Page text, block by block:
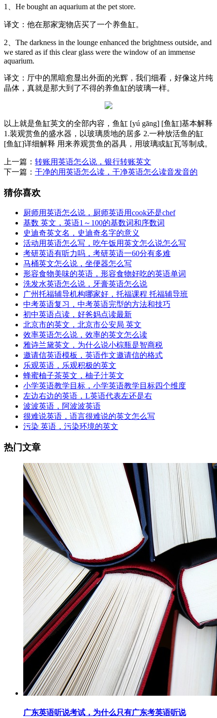
1、He bought an aquarium at the pet store.
译文：他在那家宠物店买了一个养鱼缸。
2、The darkness in the lounge enhanced the brightness outside, and
we stared as if this clear glass were the window of an immense
aquarium.
译文：厅中的黑暗愈显出外面的光辉，我们细看，好像这片纯
晶体，真就是那大到了不得的养鱼缸的玻璃一样。
以上就是鱼缸英文的全部内容，鱼缸 [yú gāng] [鱼缸]基本解释
1.装观赏鱼的盛水器，以玻璃质地的居多 2.一种放活鱼的缸
[鱼缸]详细解释 用来养观赏鱼的器具，用玻璃或缸瓦等制成。
上一篇： 转账用英语怎么说，银行转账英文
下一篇： 干净的用英语怎么读，干净英语怎么读音发音的
猜你喜欢
厨师用英语怎么说，厨师英语用cook还是chef
基数 英文，英语1～100的基数词和序数词
史迪奇英文名，史迪奇名字的意义
活动用英语怎么写，吃午饭用英文怎么说怎么写
考研英语有听力吗，考研英语一60分有多难
马桶英文怎么说，坐便器怎么写
形容食物美味的英语，形容食物好吃的英语单词
洗发水英语怎么说，牙膏英语怎么说
广州托福辅导机构哪家好，托福课程 托福辅导班
中考英语复习，中考英语完型的方法和技巧
初中英语点读，好爸妈点读最新
北京市的英文，北京市公安局 英文
效率英语怎么说，效率的英文怎么读
雅诗兰黛英文，为什么说小棕瓶是智商税
邀请信英语模板，英语作文邀请信的格式
乐观英语，乐观积极的英文
蜂蜜柚子茶英文，柚子汁英文
小学英语教学目标，小学英语教学目标四个维度
左边右边的英语，L英语代表左还是右
波波英语，阿波波英语
很难说英语，语言很难说的英文怎么写
污染 英语，污染环境的英文
热门文章
广东英语听说考试，为什么只有广东考英语听说